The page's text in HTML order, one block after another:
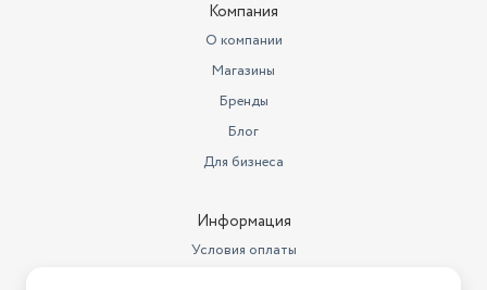
Компания
О компании
Магазины
Бренды
Блог
Для бизнеса
Информация
Условия оплаты